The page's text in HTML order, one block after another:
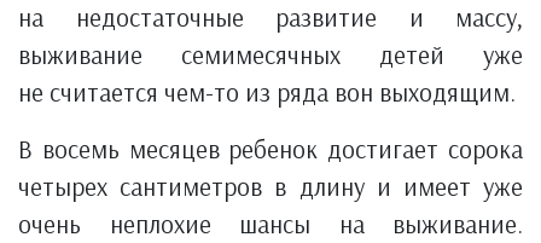
на недостаточные развитие и массу,
выживание семимесячных детей уже
не считается чем-то из ряда вон выходящим.
В восемь месяцев ребенок достигает сорока
четырех сантиметров в длину и имеет уже
очень неплохие шансы на выживание.